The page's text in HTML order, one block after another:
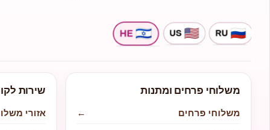
משלוחי פרחים ומתנות
משלוחי פרחים
←
שירות
אזורי